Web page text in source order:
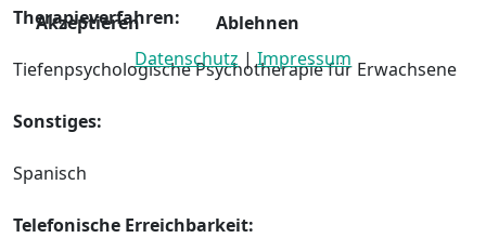
Therapieverfahren:
Tiefenpsychologische Psychotherapie für Erwachsene
Sonstiges:
Spanisch
Telefonische Erreichbarkeit:
Akzeptieren
Ablehnen
Datenschutz |Impressum